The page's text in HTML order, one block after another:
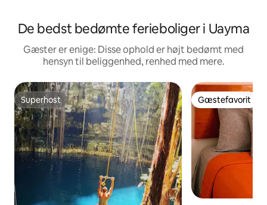
De bedst bedømte ferieboliger i Uayma
Gæster er enige: Disse ophold er højt bedømt med
hensyn til beliggenhed, renhed med mere.
Superhost
Superhost Gæstefavorit
Gæstefavorit